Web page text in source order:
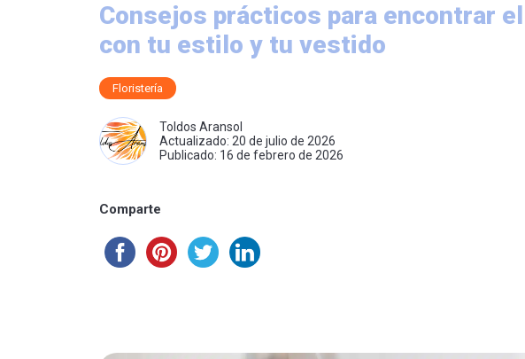
Consejos prácticos para encontrar
con tu estilo y tu vestido
Floristería
Toldos Aransol
Actualizado: 20 de julio de 2026
Publicado: 16 de febrero de 2026
Comparte